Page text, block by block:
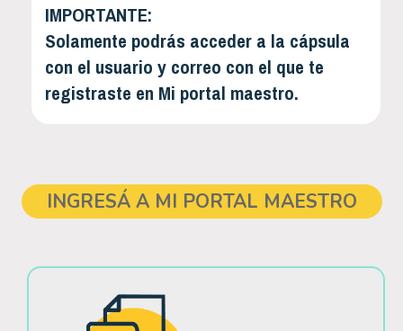
IMPORTANTE:
Solamente podrás acceder a la cápsula
con el usuario y correo con el que te
registraste en Mi portal maestro.
INGRESÁ A MI PORTAL MAESTRO